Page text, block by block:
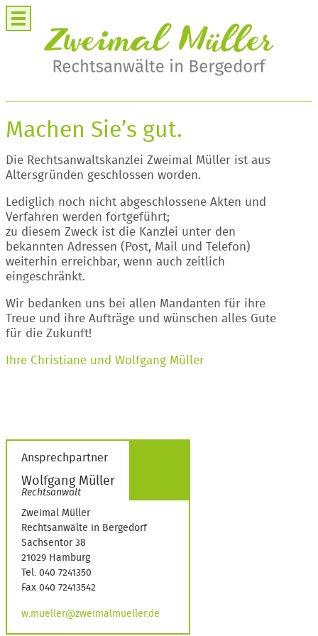
Machen Sie’s gut.
Die Rechtsanwaltskanzlei Zweimal Müller ist aus
Altersgründen geschlossen worden.
Lediglich noch nicht abgeschlossene Akten und
Verfahren werden fortgeführt;
zu diesem Zweck ist die Kanzlei unter den
bekannten Adressen (Post, Mail und Telefon)
weiterhin erreichbar, wenn auch zeitlich
eingeschränkt.
Wir bedanken uns bei allen Mandanten für ihre
Treue und ihre Aufträge und wünschen alles Gute
für die Zukunft!
Ihre Christiane und Wolfgang Müller
Ansprechpartner
Wolfgang Müller
Rechtsanwalt
Zweimal Müller
Rechtsanwälte in Bergedorf
Sachsentor 38
21029 Hamburg
Tel. 040 7241350
Fax 040 72413542
w.mueller@zweimalmueller.de